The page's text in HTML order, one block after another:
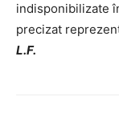
indisponibilizate
precizat
L.F.